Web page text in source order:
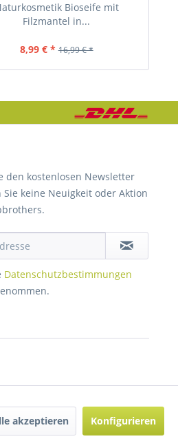
Bioseife mit
Filzmantel in...
8,99 € * 16,99 € *
den kostenlosen Newsletter
Sie keine Neuigkeit oder Aktion
Datenschutzbestimmungen
akzeptieren Konfigurieren